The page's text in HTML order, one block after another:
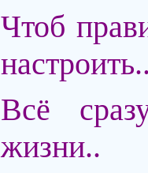
Чтоб
Всё
жизни..